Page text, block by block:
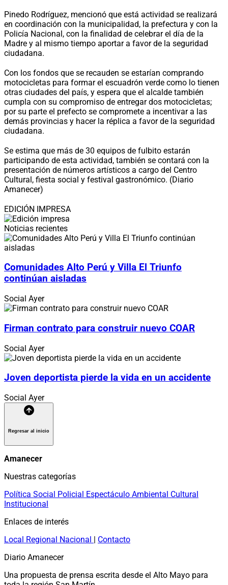
Pinedo Rodríguez, mencionó que está actividad se realizará
en coordinación con la municipalidad, la prefectura y con la
Policía Nacional, con la finalidad de celebrar el día de la
Madre y al mismo tiempo aportar a favor de la seguridad
ciudadana.
Con los fondos que se recauden se estarían comprando
motocicletas para formar el escuadrón verde como lo tienen
otras ciudades del país, y espera que el alcalde también
cumpla con su compromiso de entregar dos motocicletas;
por su parte el prefecto se compromete a incentivar a las
demás provincias y hacer la réplica a favor de la seguridad
ciudadana.
Se estima que más de 30 equipos de fulbito estarán
participando de esta actividad, también se contará con la
presentación de números artísticos a cargo del Centro
Cultural, fiesta social y festival gastronómico. (Diario
Amanecer)
EDICIÓN IMPRESA
Noticias recientes
Comunidades Alto Perú y Villa El Triunfo
continúan aisladas
Social Ayer
Firman contrato para construir nuevo COAR
Social Ayer
Joven deportista pierde la vida en un accidente
Social Ayer
Regresar al inicio
Amanecer
Nuestras categorías
Política Social Policial Espectáculo Ambiental Cultural
Institucional
Enlaces de interés
Local Regional Nacional | Contacto
Diario Amanecer
Una propuesta de prensa escrita desde el Alto Mayo para